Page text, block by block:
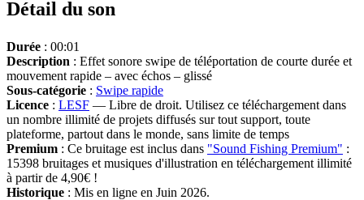
Détail du son
Durée : 00:01
Description : Effet sonore swipe de téléportation de courte durée et
mouvement rapide – avec échos – glissé
Sous-catégorie : Swipe rapide
Licence : LESF — Libre de droit. Utilisez ce téléchargement dans
un nombre illimité de projets diffusés sur tout support, toute
plateforme, partout dans le monde, sans limite de temps
Premium : Ce bruitage est inclus dans "Sound Fishing Premium" :
15398 bruitages et musiques d'illustration en téléchargement illimité
à partir de 4,90€ !
Historique : Mis en ligne en Juin 2026.